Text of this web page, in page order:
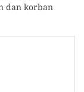
dan korban